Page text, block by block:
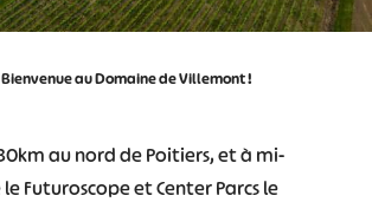
Bienvenue au Domaine de Villemont !
au nord de Poitiers, et à mi-
Futuroscope et Center Parcs le